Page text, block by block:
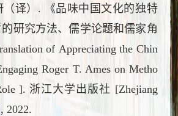
（译）. 《品味中国文化的独特
研究方法、儒学论题和儒家角
of Appreciating the Chin
Roger T. Ames on Metho
]. 浙江大学出版社 [Zhejiang
2022.